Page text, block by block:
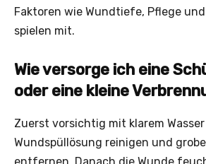
Faktoren wie Wundtiefe, Pflege
spielen mit.
Wie versorge ich eine
oder eine kleine
Zuerst vorsichtig mit klarem
Wundspüllösung reinigen und
entfernen. Danach die Wunde